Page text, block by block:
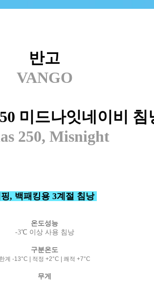
반고
VANGO
미드나잇네이비 침
250, Misnight
, 백패킹용 3계절 침낭
온도성능
-3℃ 이상 사용 침낭
구분온도
한계 -13°C | 적정 +2°C | 쾌적 +7°C
무게